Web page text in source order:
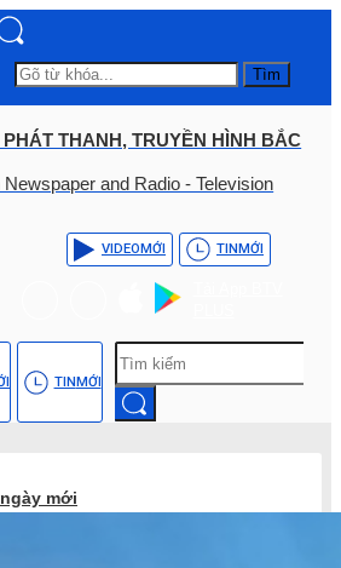
Tìm
THANH, TRUYỀN HÌNH BẮC
Newspaper and Radio - Television
VIDEOMỚI TINMỚI
TINMỚI
mới